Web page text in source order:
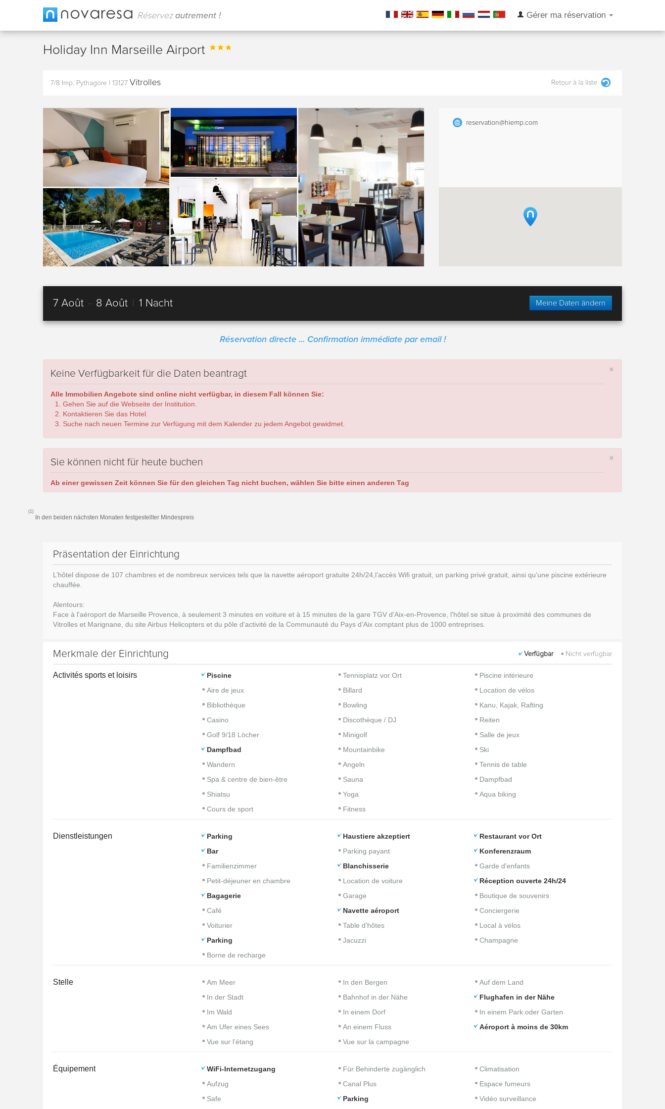
Réservezautrement ! Gérer ma réservation
Holiday Inn Marseille Airport
7/8 Imp. Pythagore 13127 Vitrolles Retour à la liste
reservation@hiemp.com
7 Août - 8 Août 1 Nacht Meine Daten ändern
Réservation directe ... Confirmation immédiate par email !
×
Keine Verfügbarkeit für die Daten beantragt
Alle Immobilien Angebote sind online nicht verfügbar, in diesem Fall können Sie:
Gehen Sie auf die Webseite der Institution.
Kontaktieren Sie das Hotel.
Suche nach neuen Termine zur Verfügung mit dem Kalender zu jedem Angebot gewidmet.
×
Sie können nicht für heute buchen
Ab einer gewissen Zeit können Sie für den gleichen Tag nicht buchen, wählen Sie bitte einen anderen Tag
(1)
In den beiden nächsten Monaten festgestellter Mindespreis
Präsentation der Einrichtung
L’hôtel dispose de 107 chambres et de nombreux services tels que la navette aéroport gratuite 24h/24,l’accès Wifi gratuit, un parking privé gratuit, ainsi qu’une piscine extérieure
chauffée.
Alentours:
Face à l'aéroport de Marseille Provence, à seulement 3 minutes en voiture et à 15 minutes de la gare TGV d'Aix-en-Provence, l'hôtel se situe à proximité des communes de
Vitrolles et Marignane, du site Airbus Helicopters et du pôle d'activité de la Communauté du Pays d’Aix comptant plus de 1000 entreprises.
Merkmale der Einrichtung Verfügbar Nicht verfügbar
Activités sports et loisirs Piscine Tennisplatz vor Ort
Piscine intérieure
Aire de jeux
Billard
Location de vélos
Bibliothèque
Bowling
Kanu, Kajak, Rafting
Casino
Discothèque / DJ
Reiten
Golf 9/18 Löcher
Minigolf
Salle de jeux
Dampfbad
Mountainbike
Ski
Wandern
Angeln
Tennis de table
Spa & centre de bien-être
Sauna
Dampfbad
Shiatsu
Yoga
Aqua biking
Cours de sport
Fitness
Dienstleistungen Parking Haustiere akzeptiert
Restaurant vor Ort
Bar
Parking payant
Konferenzraum
Familienzimmer
Blanchisserie
Garde d'enfants
Petit-déjeuner en chambre
Location de voiture
Réception ouverte 24h/24
Bagagerie
Garage
Boutique de souvenirs
Café
Navette aéroport
Conciergerie
Voiturier
Table d’hôtes
Local à vélos
Parking
Jacuzzi
Champagne
Borne de recharge
Stelle Am Meer In den Bergen
Auf dem Land
In der Stadt
Bahnhof in der Nähe
Flughafen in der Nähe
Im Wald
In einem Dorf
In einem Park oder Garten
Am Ufer eines Sees
An einem Fluss
Aéroport à moins de 30km
Vue sur l’étang
Vue sur la campagne
Équipement WiFi-Internetzugang Für Behinderte zugänglich
Climatisation
Aufzug
Canal Plus
Espace fumeurs
Safe
Parking Vidéo surveillance